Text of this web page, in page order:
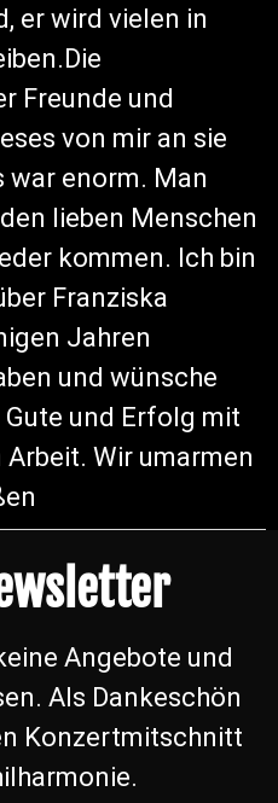
er wird vielen in
Freunde und
von mir an sie
war enorm. Man
lieben Menschen
kommen. Ich bin
Franziska
Jahren
und wünsche
und Erfolg mit
Wir umarmen
Angebote und
Als Dankeschön
Konzertmitschnitt